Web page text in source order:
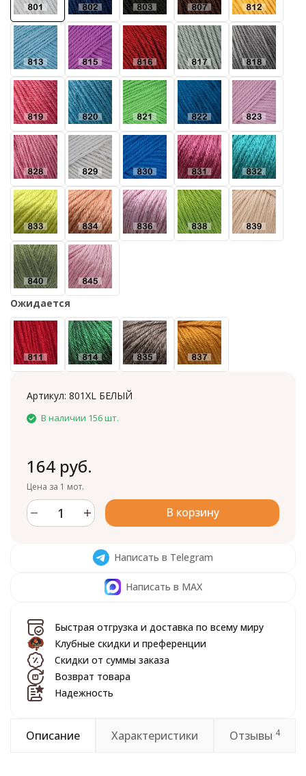
Ожидается
Артикул: 801XL БЕЛЫЙ
В наличии 156 шт.
164 руб.
Цена за 1 мот.
В корзину
Написать в Telegram
Написать в MAX
Быстрая отгрузка и доставка по всему миру
Клубные скидки и преференции
Скидки от суммы заказа
Возврат товара
Надежность
Описание Характеристики Отзывы 4